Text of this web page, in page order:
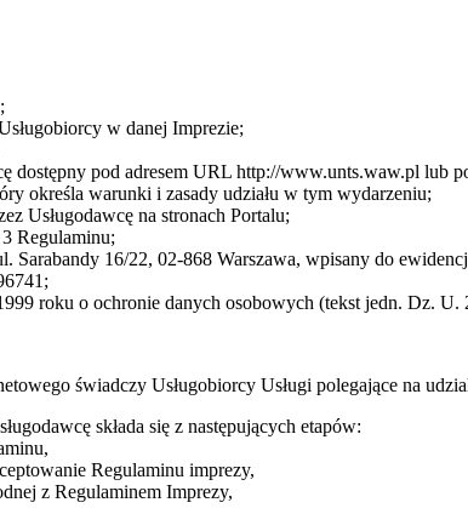
w danej Imprezie;
dostępny pod adresem URL http://www.unts.waw.pl lub
określa warunki i zasady udziału w tym wydarzeniu;
Usługodawcę na stronach Portalu;
Regulaminu;
16/22, 02-868 Warszawa, wpisany do
roku o ochronie danych osobowych (tekst jedn. Dz. U.
świadczy Usługobiorcy Usługi polegające na
składa się z następujących etapów:
Regulaminu imprezy,
z Regulaminem Imprezy,